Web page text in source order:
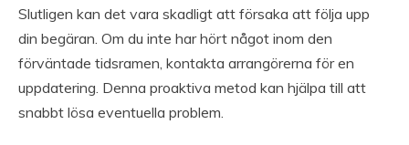
Slutligen kan det vara skadligt att försaka att följa upp
din begäran. Om du inte har hört något inom den
förväntade tidsramen, kontakta arrangörerna för en
uppdatering. Denna proaktiva metod kan hjälpa till att
snabbt lösa eventuella problem.